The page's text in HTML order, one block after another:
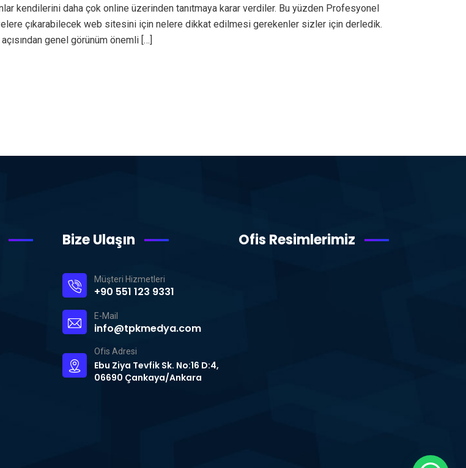
kendilerini daha çok online üzerinden tanıtmaya karar verdiler. Bu yüzden Profesyonel
çıkarabilecek web sitesini için nelere dikkat edilmesi gerekenler sizler için derledik.
genel görünüm önemli […]
Bize Ulaşın
Müşteri Hizmetleri
+90 551 123 9331
E-Mail
info@tpkmedya.com
Ofis Adresi
Ebu Ziya Tevfik Sk. No:16 D:4,
06690 Çankaya/Ankara
Ofis Resimlerimiz